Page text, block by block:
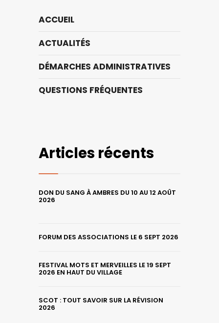
ACCUEIL
ACTUALITÉS
DÉMARCHES ADMINISTRATIVES
QUESTIONS FRÉQUENTES
Articles récents
DON DU SANG À AMBRES DU 10 AU 12 AOÛT
2026
FORUM DES ASSOCIATIONS LE 6 SEPT 2026
FESTIVAL MOTS ET MERVEILLES LE 19 SEPT
2026 EN HAUT DU VILLAGE
SCOT : TOUT SAVOIR SUR LA RÉVISION
2026